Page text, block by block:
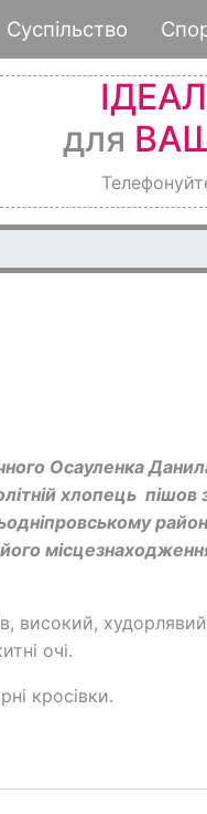
Суспільство
для
Осауленка
хлопець пішов
високий,
очі.
кросівки.